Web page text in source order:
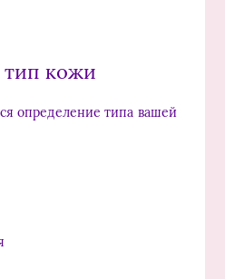
тип кожи
определение типа вашей